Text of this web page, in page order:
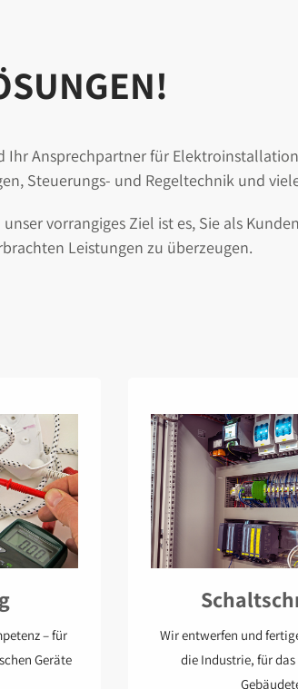
Ihr Ansprechpartner für
Steuerungs- und Regeltechnik und
vorrangiges Ziel ist es, Sie als
Leistungen zu überzeugen.
– für
Geräte
Wir entwerfen und
die Industrie, für